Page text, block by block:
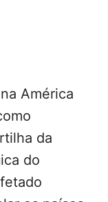
América
da
do